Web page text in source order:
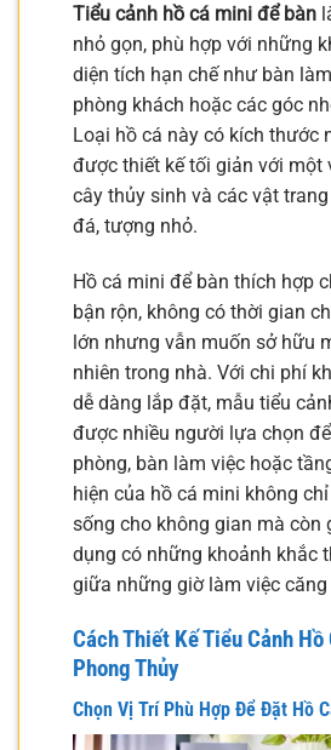
Tiểu cảnh hồ cá mini để bàn
nhỏ gọn, phù hợp với những
diện tích hạn chế như bàn
phòng khách hoặc các góc
Loại hồ cá này có kích thước
được thiết kế tối giản với một
cây thủy sinh và các vật
đá, tượng nhỏ.
Hồ cá mini để bàn thích hợp
bận rộn, không có thời gian
lớn nhưng vẫn muốn sở hữu
nhiên trong nhà. Với chi phí
dễ dàng lắp đặt, mẫu tiểu
được nhiều người lựa chọn
phòng, bàn làm việc hoặc
hiện của hồ cá mini không
sống cho không gian mà còn
dụng có những khoảnh khắc
giữa những giờ làm việc căng
Cách Thiết Kế Tiểu Cảnh
Phong Thủy
Chọn Vị Trí Phù Hợp Để Đặt Hồ